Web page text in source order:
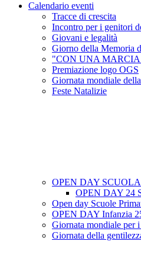
Calendario eventi
Tracce di crescita
Incontro per i genitori
Giovani e legalità
Giorno della Memoria
"CON UNA MARCIA
Premiazione logo OGS
Giornata mondiale
Feste Natalizie
OPEN DAY
OPEN DAY 24
Open day Scuole
OPEN DAY Infanzia
Giornata mondiale per
Giornata della